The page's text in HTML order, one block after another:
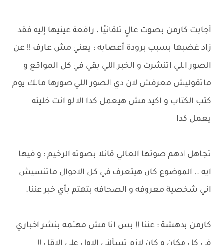
أجابت كارمن بصوت عالٍ تلقائيًا ، رافعة عينيها إليه فقد
زاد غضبها بسبب برودة أعصابه : يعني مش عارف !! عن
الصور اللي اتنشرت و الخبر اللي بقي في كل المواقع و
ماتقوليش معرفش لان دي الصور اللي صورها مالك يوم
كتب الكتاب و اكيد مش هيعمل كدا الا لو انت خليته
يعمل كدا
تجاهل ادهم صوتها العالي قائلا بصوته الرخيم : و فيها
ايه .. الموضوع كان هيتعرف في كل الاحوال ماتنسيش
اني شخصية معروفه و الصحافه بتهتم بأي خبر عننا.
كارمن بدهشة : عننا !! بس انا مش مهتمه بنشر اخباري